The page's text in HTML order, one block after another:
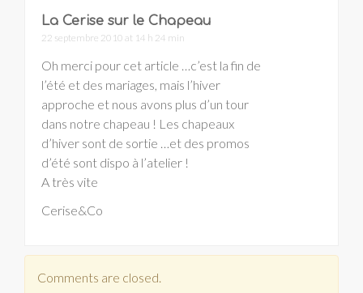
La Cerise sur le Chapeau
22 septembre 2010 at 14 h 24 min
Oh merci pour cet article …c’est la fin de
l’été et des mariages, mais l’hiver
approche et nous avons plus d’un tour
dans notre chapeau ! Les chapeaux
d’hiver sont de sortie …et des promos
d’été sont dispo à l’atelier !
A très vite
Cerise&Co
Comments are closed.